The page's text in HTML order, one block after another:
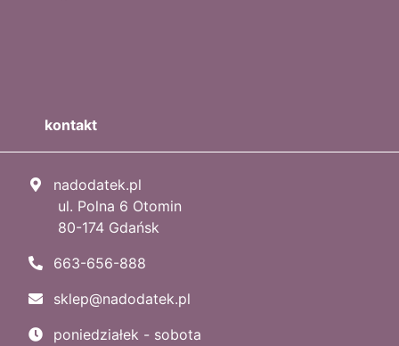
kontakt
nadodatek.pl
ul. Polna 6 Otomin
80-174 Gdańsk
663-656-888
sklep@nadodatek.pl
poniedziałek - sobota